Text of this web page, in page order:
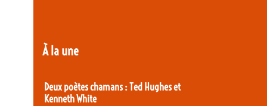
À la une
Deux poètes chamans : Ted Hughes et
Kenneth White